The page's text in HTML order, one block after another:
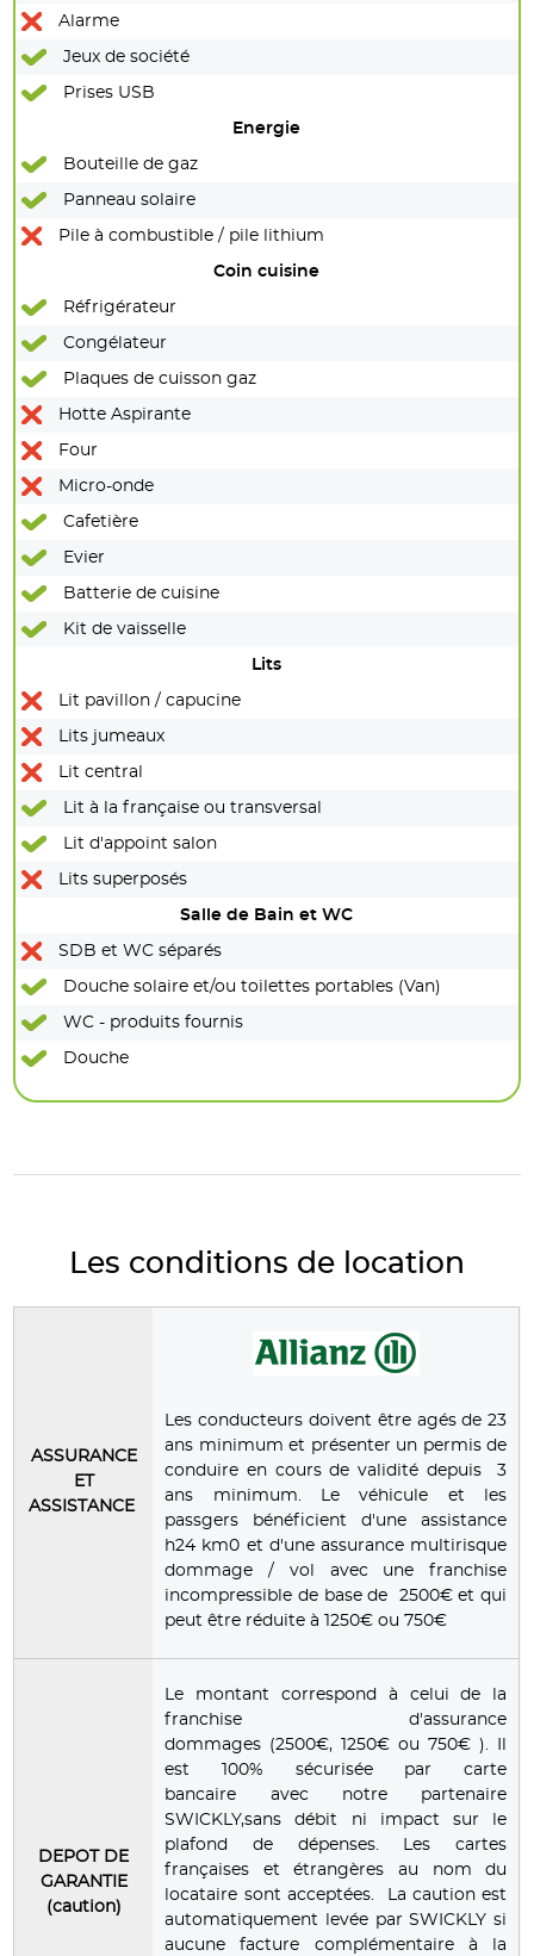
Alarme
Jeux de société
Prises USB
Energie
Bouteille de gaz
Panneau solaire
Pile à combustible / pile lithium
Coin cuisine
Réfrigérateur
Congélateur
Plaques de cuisson gaz
Hotte Aspirante
Four
Micro-onde
Cafetière
Evier
Batterie de cuisine
Kit de vaisselle
Lits
Lit pavillon / capucine
Lits jumeaux
Lit central
Lit à la française ou transversal
Lit d'appoint salon
Lits superposés
Salle de Bain et WC
SDB et WC séparés
Douche solaire et/ou toilettes portables (Van)
WC - produits fournis
Douche
Les conditions de location
ASSURANCE
ET
ASSISTANCE
Les conducteurs doivent être agés de 23
ans minimum et présenter un permis de
conduire en cours de validité depuis 3
ans minimum. Le véhicule et les
passgers bénéficient d'une assistance
h24 km0 et d'une assurance multirisque
dommage / vol avec une franchise
incompressible de base de 2500€ et qui
peut être réduite à 1250€ ou 750€
DEPOT DE
GARANTIE
(caution)
Le montant correspond à celui de la
franchise d'assurance
dommages (2500€, 1250€ ou 750€ ). Il
est 100% sécurisée par carte
bancaire avec notre partenaire
SWICKLY,sans débit ni impact sur le
plafond de dépenses. Les cartes
françaises et étrangères au nom du
locataire sont acceptées. La caution est
automatiquement levée par SWICKLY si
aucune facture complémentaire à la